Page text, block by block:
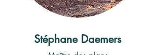
Stéphane Daemers